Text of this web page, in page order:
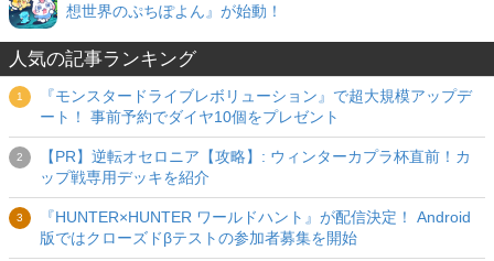
想世界のぷちぽよん』が始動！
人気の記事ランキング
『モンスタードライブレボリューション』で超大規模アップデ
ート！ 事前予約でダイヤ10個をプレゼント
【PR】逆転オセロニア【攻略】: ウィンターカプラ杯直前！カ
ップ戦専用デッキを紹介
『HUNTER×HUNTER ワールドハント』が配信決定！ Android
版ではクローズドβテストの参加者募集を開始